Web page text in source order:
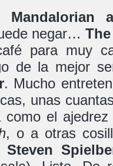
Mandalorian
negar…
para muy
de la mejor
. Mucho
unas
como el
, o a otras
Steven